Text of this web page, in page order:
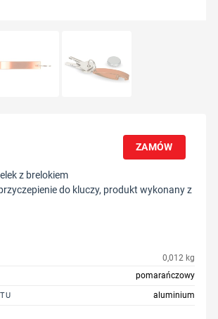
ZAMÓW
z brelokiem
do kluczy, produkt wykonany z
0,012 kg
pomarańczowy
aluminium